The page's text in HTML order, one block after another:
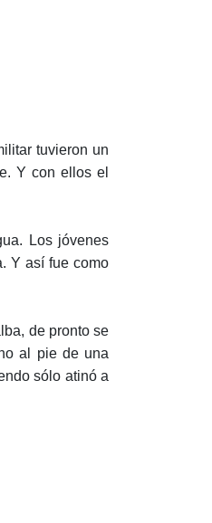
tuvieron un
Y con ellos el
Los jóvenes
Y así fue como
de pronto se
al pie de una
sólo atinó a